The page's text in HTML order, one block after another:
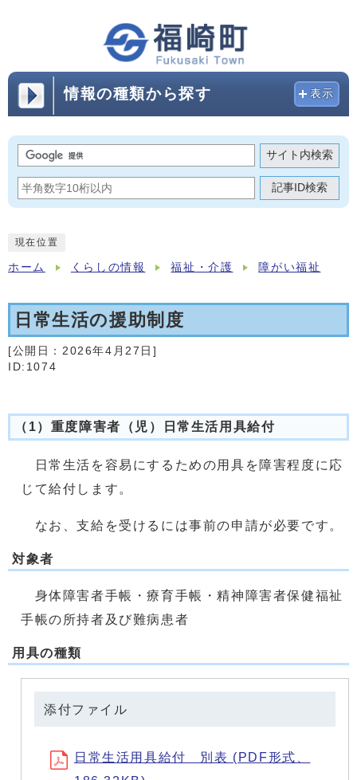
情報の種類から探す 表示
サイト内検索
記事ID検索
現在位置
ホーム くらしの情報 福祉・介護 障がい福祉
日常生活の援助制度
[公開日： 2026年4月27日 ]
ID:1074
（1）重度障害者（児）日常生活用具給付
日常生活を容易にするための用具を障害程度に応
じて給付します。
なお、支給を受けるには事前の申請が必要です。
対象者
身体障害者手帳・療育手帳・精神障害者保健福祉
手帳の所持者及び難病患者
用具の種類
添付ファイル
日常生活用具給付 別表 (PDF形式、